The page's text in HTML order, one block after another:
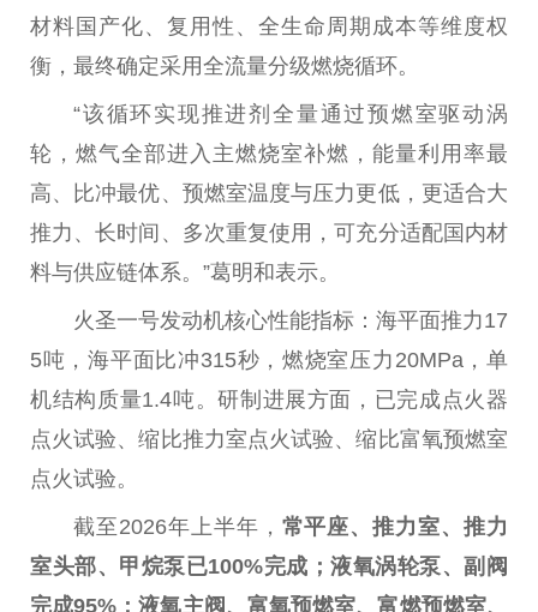
材料国产化、复用性 、全生命周期成本等维度权
衡，最终确定采用全流量分级燃烧循环。
“该循环实现推进剂全量通过预燃室驱动涡
轮，燃气全部进入主燃烧室补燃，能量利用率最
高、比冲最优、预燃室温度与压力更低，更适合大
推力、长时间、多次重复使用，可充分适配国内材
料与供应链体系。”葛明和表示。
火圣一号发动机核心性能指标：海平面推力17
5吨，海平面比冲315秒，燃烧室压力20MPa，单
机结构质量1.4吨。研制 进展方面，已完成点火器
点火试验、缩比推力室点火试验、缩比富氧预燃室
点火试验。
截至2026年上半年， 常平座、推力室、推力
室头部、甲烷泵已100%完成；液氧涡轮泵、副阀
完成95%；液氧主阀、富氧预燃室、富燃预燃室、